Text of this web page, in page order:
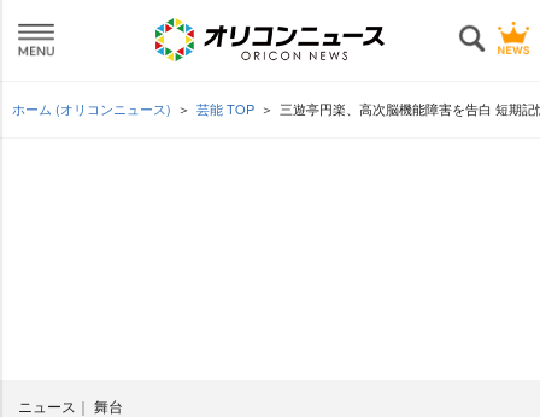
ホーム (オリコンニュース) 芸能 TOP 三遊亭円楽、高次脳機能障害を告白 短期
ニュース 舞台